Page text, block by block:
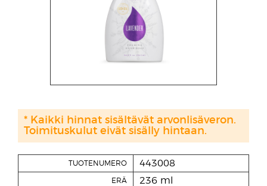
TUOTENUMERO 443008
ERÄ 236 ml
* Kaikki hinnat sisältävät arvonlisäveron.
Toimituskulut eivät sisälly hintaan.